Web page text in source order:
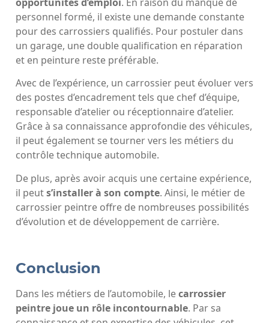
personnel formé, il existe une demande constante
pour des carrossiers qualifiés. Pour postuler dans
un garage, une double qualification en réparation
et en peinture reste préférable.
Avec de l’expérience, un carrossier peut évoluer vers
des postes d’encadrement tels que chef d’équipe,
responsable d’atelier ou réceptionnaire d’atelier.
Grâce à sa connaissance approfondie des véhicules,
il peut également se tourner vers les métiers du
contrôle technique automobile.
De plus, après avoir acquis une certaine expérience,
il peuts’installer à son compte. Ainsi, le métier de
carrossier peintre offre de nombreuses possibilités
d’évolution et de développement de carrière.
Conclusion
Dans les métiers de l’automobile, lecarrossier
peintre joue un rôle incontournable. Par sa